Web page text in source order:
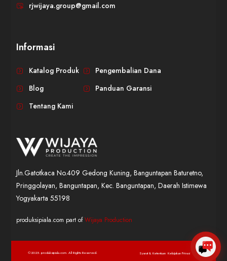
WIJAYA PRODUCTION
😊
rjwijaya.group@gmail.com
Informasi
Katalog Produk
Blog
Tentang Kami
Pengembalian Dana
Panduan Garansi
Jln.Gatotkaca No.409 Gedong Kuning, Banguntapan Baturetno,
Pringgolayan, Banguntapan, Kec. Banguntapan, Daerah Istimewa
Yogyakarta 55198
produksipiala.com part ofWijaya Production
©2025. produksipiala.com. All Rights Reserved. Syarat & Ketentuan Kebijakan Privasi